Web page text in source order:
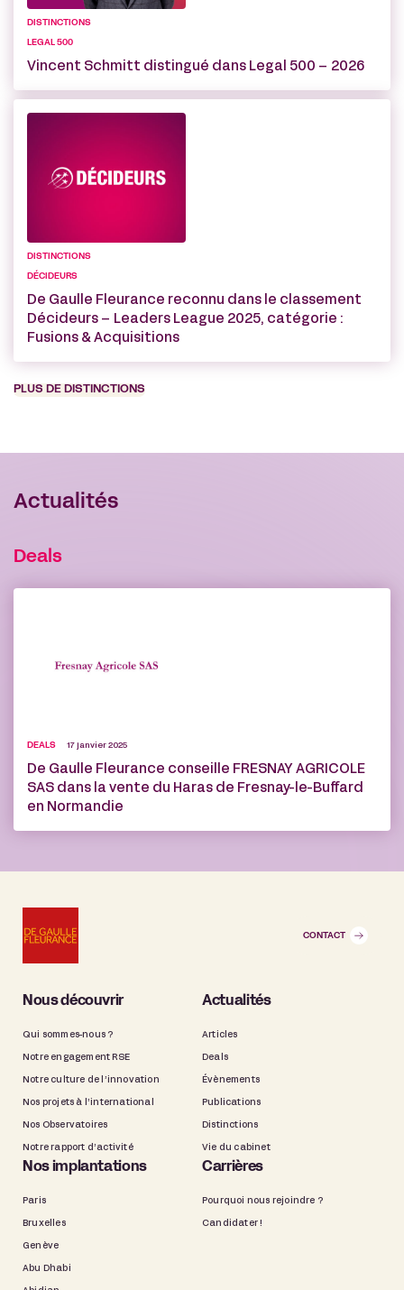
DISTINCTIONS
LEGAL 500
Vincent Schmitt distingué dans Legal 500 – 2026
DISTINCTIONS
DÉCIDEURS
De Gaulle Fleurance reconnu dans le classement
Décideurs – Leaders League 2025, catégorie :
Fusions & Acquisitions
PLUS DE DISTINCTIONS
Actualités
Deals
DEALS 17 janvier 2025
De Gaulle Fleurance conseille FRESNAY AGRICOLE
SAS dans la vente du Haras de Fresnay-le-Buffard
en Normandie
CONTACT
Nous découvrir
Qui sommes-nous ?
Notre engagement RSE
Notre culture de l’innovation
Nos projets à l’international
Nos Observatoires
Notre rapport d’activité
Actualités
Articles
Deals
Évènements
Publications
Distinctions
Vie du cabinet
Nos implantations
Paris
Bruxelles
Genève
Abu Dhabi
Carrières
Pourquoi nous rejoindre ?
Candidater !